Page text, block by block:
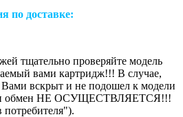
по доставке:
тщательно проверяйте модель
вами картридж!!! В случае,
вскрыт и не подошел к модели
и обмен НЕ ОСУЩЕСТВЛЯЕТСЯ!!!